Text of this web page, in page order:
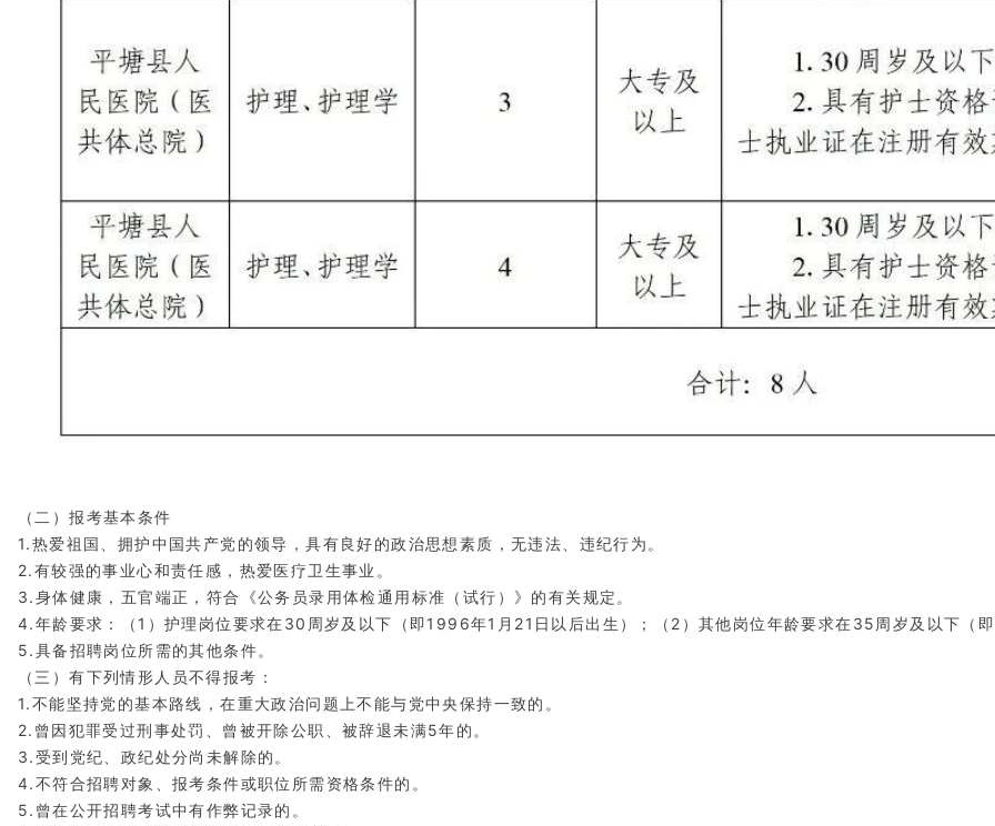
（二）报考基本条件
1.热爱祖国、拥护中国共产党的领导，具有良好的政治思想素质，无违法、违纪行为。
2.有较强的事业心和责任感，热爱医疗卫生事业。
3.身体健康，五官端正，符合《公务员录用体检通用标准（试行）》的有关规定。
4.年龄要求：（1）护理岗位要求在30周岁及以下（即1996年1月21日以后出生）；（2）其他岗位年龄要求在35周岁及以下（
5.具备招聘岗位所需的其他条件。
（三）有下列情形人员不得报考：
1.不能坚持党的基本路线，在重大政治问题上不能与党中央保持一致的。
2.曾因犯罪受过刑事处罚、曾被开除公职、被辞退未满5年的。
3.受到党纪、政纪处分尚未解除的。
4.不符合招聘对象、报考条件或职位所需资格条件的。
5.曾在公开招聘考试中有作弊记录的。